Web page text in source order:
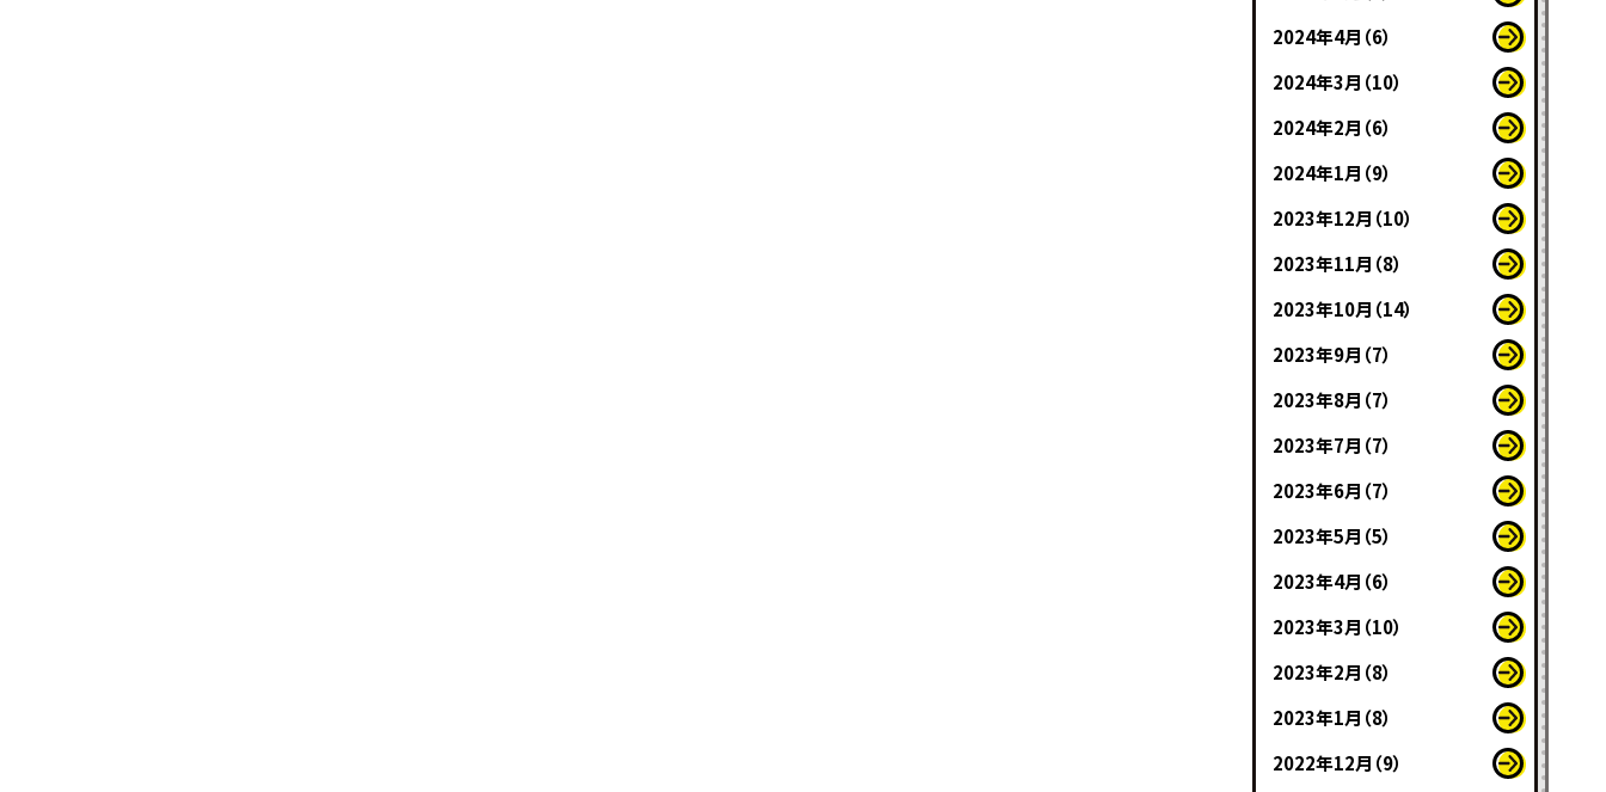
2024年4月（6）
2024年3月（10）
2024年2月（6）
2024年1月（9）
2023年12月（10）
2023年11月（8）
2023年10月（14）
2023年9月（7）
2023年8月（7）
2023年7月（7）
2023年6月（7）
2023年5月（5）
2023年4月（6）
2023年3月（10）
2023年2月（8）
2023年1月（8）
2022年12月（9）